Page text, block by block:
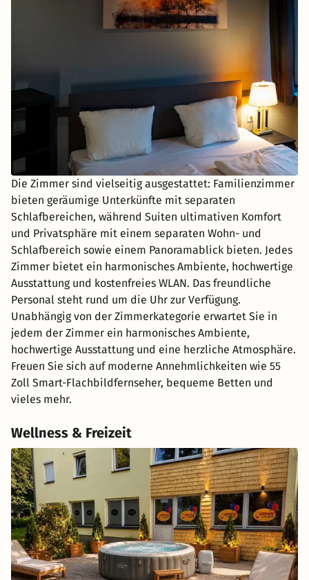
Die Zimmer sind vielseitig ausgestattet: Familienzimmer
bieten geräumige Unterkünfte mit separaten
Schlafbereichen, während Suiten ultimativen Komfort
und Privatsphäre mit einem separaten Wohn- und
Schlafbereich sowie einem Panoramablick bieten. Jedes
Zimmer bietet ein harmonisches Ambiente, hochwertige
Ausstattung und kostenfreies WLAN. Das freundliche
Personal steht rund um die Uhr zur Verfügung.
Unabhängig von der Zimmerkategorie erwartet Sie in
jedem der Zimmer ein harmonisches Ambiente,
hochwertige Ausstattung und eine herzliche Atmosphäre.
Freuen Sie sich auf moderne Annehmlichkeiten wie 55
Zoll Smart-Flachbildfernseher, bequeme Betten und
vieles mehr.
Wellness & Freizeit